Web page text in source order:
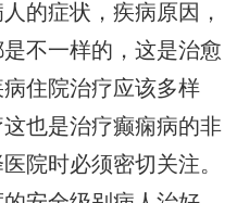
的症状，疾病原因，
不一样的，这是治愈
住院治疗应该多样
也是治疗癫痫病的非
院时必须密切关注。